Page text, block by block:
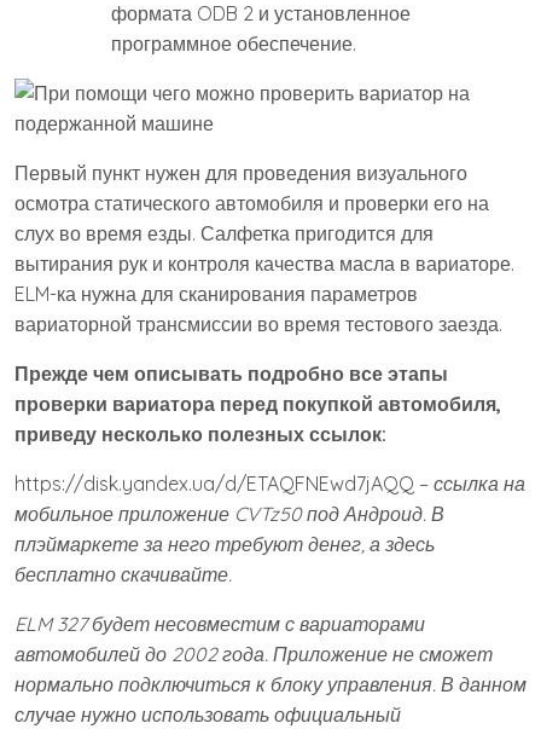
формата ODB 2 и установленное
программное обеспечение.
Первый пункт нужен для проведения визуального
осмотра статического автомобиля и проверки его на
слух во время езды. Салфетка пригодится для
вытирания рук и контроля качества масла в вариаторе.
ELM-ка нужна для сканирования параметров
вариаторной трансмиссии во время тестового заезда.
Прежде чем описывать подробно все этапы
проверки вариатора перед покупкой автомобиля,
приведу несколько полезных ссылок:
https://disk.yandex.ua/d/ETAQFNEwd7jAQQ – ссылка на
мобильное приложение CVTz50 под Андроид. В
плэймаркете за него требуют денег, а здесь
бесплатно скачивайте.
ELM 327 будет несовместим с вариаторами
автомобилей до 2002 года. Приложение не сможет
нормально подключиться к блоку управления. В данном
случае нужно использовать официальный